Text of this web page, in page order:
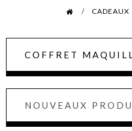
CADEAUX
COFFRET
NOUVEAUX